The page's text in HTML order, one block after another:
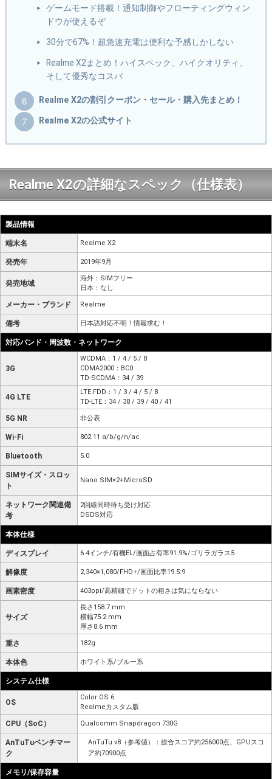
ゲームモード搭載！通知制御やフローティングウィン
ドウが使えるぞ
30分で67%！超急速充電は便利な予感しかしない
Realme X2まとめ！ハイスペック、ハイクオリティ、
そして優秀なコスパ
Realme X2の割引クーポン・セール・購入先まとめ！
Realme X2の公式サイト
Realme X2の詳細なスペック（仕様表）
製品情報
端末名 Realme X2
発売年 2019年9月
発売地域
海外：SIMフリー
日本：なし
メーカー・ブランド Realme
備考 日本語対応不明！情報求む！
対応バンド・周波数・ネットワーク
3G
WCDMA：1 / 4 / 5 / 8
CDMA2000：BC0
TD-SCDMA：34 / 39
4G LTE
LTE FDD：1 / 3 / 4 / 5 / 8
TD-LTE：34 / 38 / 39 / 40 / 41
5G NR 非公表
Wi-Fi 802.11 a/b/g/n/ac
Bluetooth 5.0
SIMサイズ・スロッ
ト
Nano SIM×2+MicroSD
ネットワーク関連備
考
2回線同時待ち受け対応
DSDS対応
本体仕様
ディスプレイ 6.4インチ/有機EL/画面占有率91.9%/ゴリラガラス5
解像度 2,340×1,080/FHD+/画面比率19.5:9
画素密度 403ppi/高精細でドットの粗さは気にならない
サイズ
長さ158.7 mm
横幅75.2 mm
厚さ8.6 mm
重さ 182g
本体色 ホワイト系/ブルー系
システム仕様
OS
Color OS 6
Realmeカスタム版
CPU（SoC） Qualcomm Snapdragon 730G
AnTuTuベンチマー
ク
AnTuTu v8（参考値）：総合スコア約256000点、GPUスコ
ア約70900点
メモリ/保存容量